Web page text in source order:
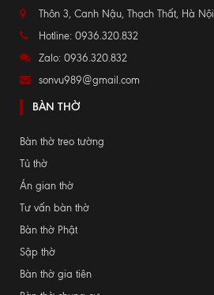
Thôn 3, Canh Nậu, Thạch Thất, Hà Nội
Hotline: 0936.320.832
Zalo: 0936.320.832
sonvu989@gmail.com
BÀN THỜ
Bàn thờ treo tường
Tủ thờ
Án gian thờ
Tư vấn bàn thờ
Bàn thờ Phật
Sập thờ
Bàn thờ gia tiên